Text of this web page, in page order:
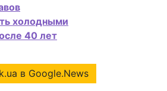
холодными
40 лет
в Google.News